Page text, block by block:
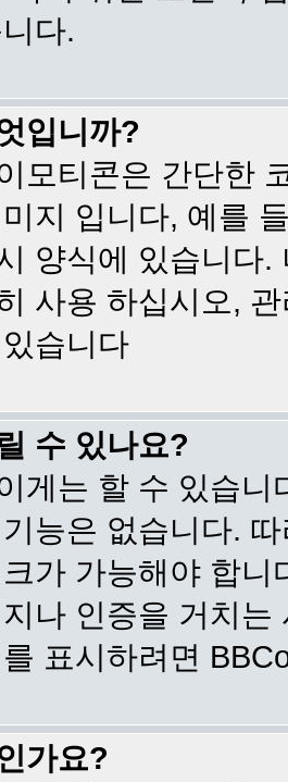
다.
입니까?
모티콘은 간단한
지 입니다, 예를
양식에 있습니다
사용 하십시오,
습니다
수 있나요?
게는 할 수 있습
능은 없습니다.
가 가능해야 합
나 인증을 거치
표시하려면
가요?